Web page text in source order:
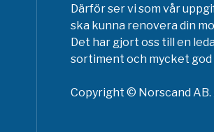
Därför ser vi som vår
ska kunna renovera din
Det har gjort oss till en
sortiment och mycket
Copyright © Norscand